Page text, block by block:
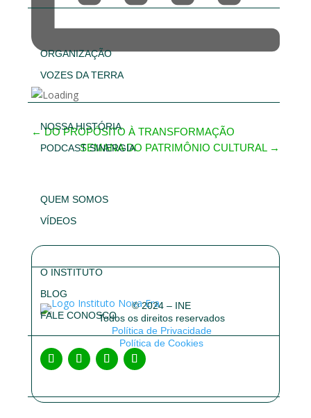
←DO PROPÓSITO À TRANSFORMAÇÃO
SEMANA DO PATRIMÔNIO CULTURAL→
O INSTITUTO
QUEM SOMOS
NOSSA HISTÓRIA
ORGANIZAÇÃO
BLOG
VÍDEOS
PODCAST SINERGIA
VOZES DA TERRA
FALE CONOSCO
© 2024 – INE
Todos os direitos reservados
Política de Privacidade
Política de Cookies